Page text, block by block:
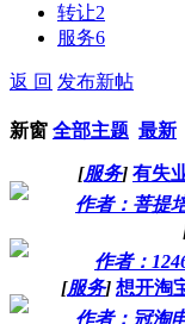
转让2
服务6
返 回 发布新帖
新窗 全部主题 最新
[服务] 有失
作者：菩提
作者：
[服务] 想开淘
作者：冠淘